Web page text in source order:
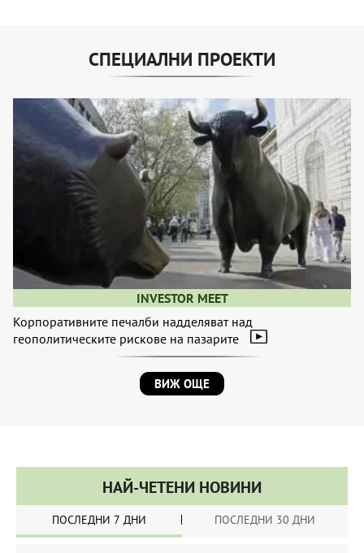
СПЕЦИАЛНИ ПРОЕКТИ
INVESTOR MEET
Корпоративните печалби надделяват над
геополитическите рискове на пазарите
ВИЖ ОЩЕ
НАЙ-ЧЕТЕНИ НОВИНИ
ПОСЛЕДНИ 7 ДНИ ПОСЛЕДНИ 30 ДНИ